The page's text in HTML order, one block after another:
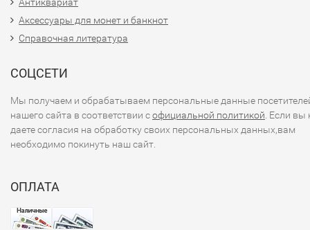
- Экономика Папуа Новой Гвинеи зависит от сельского
хозяйства, добычи полезных ископаемых и рыболовства.
зависимости от экономической и политической
### Заключение
артефактами, отражающими уникальность и историю
страны. Если вас интересует более подробная
конкретных банкнотах или других аспектах валюты
Антиквариат
Аксессуары для монет и банкнот
Справочная литература
СОЦСЕТИ
Мы получаем и обрабатываем персональные данные
нашего сайта в соответствии софициальной политикой. Если вы
даете согласия на обработку своих персональных данных,вам
необходимо покинуть наш сайт.
ОПЛАТА